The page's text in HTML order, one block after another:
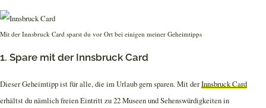
Mit der Innsbruck Card sparst du vor Ort bei einigen meiner Geheimtipps
1. Spare mit der Innsbruck Card
Dieser Geheimtipp ist für alle, die im Urlaub gern sparen. Mit derInnsbruck Card
erhältst du nämlich freien Eintritt zu 22 Museen und Sehenswürdigkeiten in